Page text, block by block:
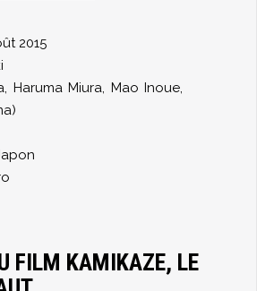
2015
, Haruma Miura, Mao Inoue,
FILM KAMIKAZE, LE